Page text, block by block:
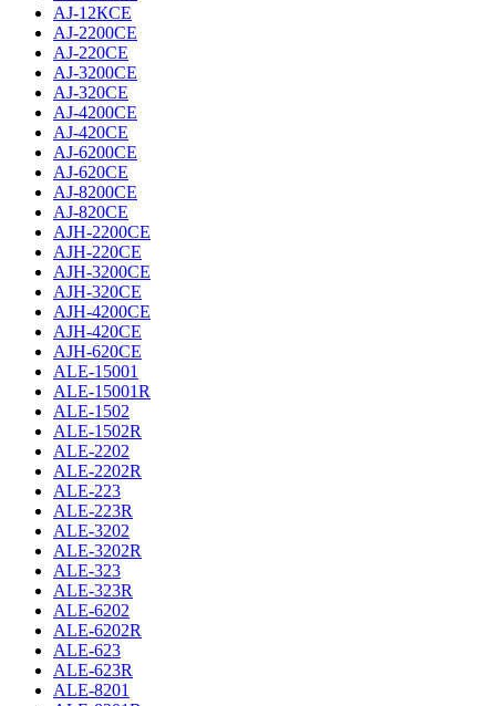
AJ-12КCE
AJ-2200CE
AJ-220CE
AJ-3200CE
AJ-320CE
AJ-4200CE
AJ-420CE
AJ-6200CE
AJ-620CE
AJ-8200CE
AJ-820CE
AJH-2200CE
AJH-220CE
AJH-3200CE
AJH-320CE
AJH-4200CE
AJH-420CE
AJH-620CE
ALE-15001
ALE-15001R
ALE-1502
ALE-1502R
ALE-2202
ALE-2202R
ALE-223
ALE-223R
ALE-3202
ALE-3202R
ALE-323
ALE-323R
ALE-6202
ALE-6202R
ALE-623
ALE-623R
ALE-8201